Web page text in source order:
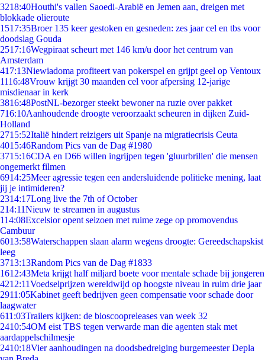
3218:40Houthi's vallen Saoedi-Arabië en Jemen aan, dreigen met
blokkade olieroute
1517:35Broer 135 keer gestoken en gesneden: zes jaar cel en tbs voor
doodslag Gouda
2517:16Wegpiraat scheurt met 146 km/u door het centrum van
Amsterdam
417:13Niewiadoma profiteert van pokerspel en grijpt geel op Ventoux
1116:48Vrouw krijgt 30 maanden cel voor afpersing 12-jarige
misdienaar in kerk
3816:48PostNL-bezorger steekt bewoner na ruzie over pakket
716:10Aanhoudende droogte veroorzaakt scheuren in dijken Zuid-
Holland
2715:52Italië hindert reizigers uit Spanje na migratiecrisis Ceuta
4015:46Random Pics van de Dag #1980
3715:16CDA en D66 willen ingrijpen tegen 'gluurbrillen' die mensen
ongemerkt filmen
6914:25Meer agressie tegen een andersluidende politieke mening, laat
jij je intimideren?
2314:17Long live the 7th of October
214:11Nieuw te streamen in augustus
114:08Excelsior opent seizoen met ruime zege op promovendus
Cambuur
6013:58Waterschappen slaan alarm wegens droogte: Gereedschapskist
leeg
3713:13Random Pics van de Dag #1833
1612:43Meta krijgt half miljard boete voor mentale schade bij jongeren
4212:11Voedselprijzen wereldwijd op hoogste niveau in ruim drie jaar
2911:05Kabinet geeft bedrijven geen compensatie voor schade door
laagwater
611:03Trailers kijken: de bioscoopreleases van week 32
2410:54OM eist TBS tegen verwarde man die agenten stak met
aardappelschilmesje
2410:18Vier aanhoudingen na doodsbedreiging burgemeester Depla